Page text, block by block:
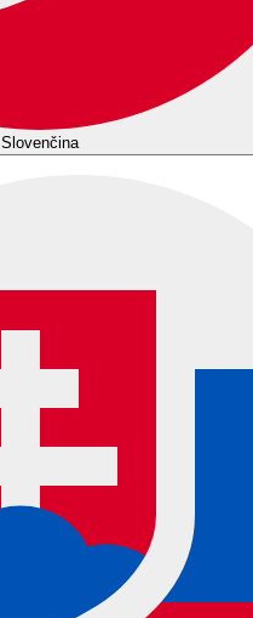
Slovenčina